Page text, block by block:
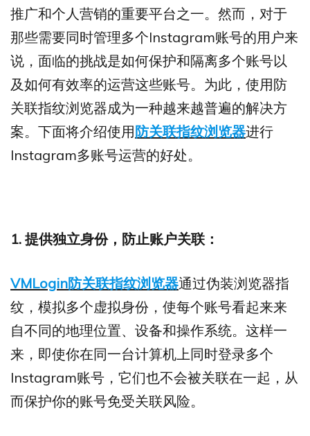
推广和个人营销的重要平台之一。然而，对于
那些需要同时管理多个Instagram账号的用户来
说，面临的挑战是如何保护和隔离多个账号以
及如何有效率的运营这些账号。为此，使用防
关联指纹浏览器成为一种越来越普遍的解决方
案。下面将介绍使用 防关联指纹浏览器进行
Instagram多账号运营的好处。
1. 提供独立身份，防止账户关联：
VMLogin防关联指纹浏览器通过伪装浏览器指
纹，模拟多个虚拟身份，使每个账号看起来来
自不同的地理位置、设备和操作系统。这样一
来，即使你在同一台计算机上同时登录多个
Instagram账号，它们也不会被关联在一起，从
而保护你的账号免受关联风险。